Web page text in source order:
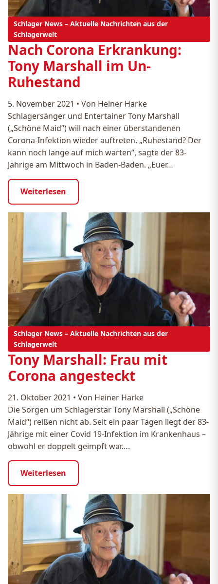
Schlager News – Aktuelle Nachrichten aus der
Schlagerwelt
Nach Corona Erkrankung:
Tony Marshall im Un-
Ruhestand
5. November 2021 • Von Heiner Harke
Schlagersänger und Entertainer Tony Marshall
(„Schöne Maid“) will nach einer überstandenen
Corona-Infektion wieder auftreten. „Ruhestand? Der
kann noch lange auf mich warten“, sagte der 83-
Jährige am Mittwoch in Baden-Baden. „Euer…
Weiterlesen
Schlager News – Aktuelle Nachrichten aus der
Schlagerwelt
Tony Marshall: Frau mit
Corona angesteckt
21. Oktober 2021 • Von Heiner Harke
Die Sorgen um Schlagerstar Tony Marshall („Schöne
Maid“) reißen nicht ab. Seit ein paar Tagen liegt der 83-
Jährige mit einer Covid 19-Infektion im Krankenhaus –
obwohl er doppelt geimpft war….
Weiterlesen